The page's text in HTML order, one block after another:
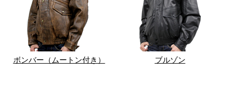
ボンバー（ムートン付き） ブルゾン